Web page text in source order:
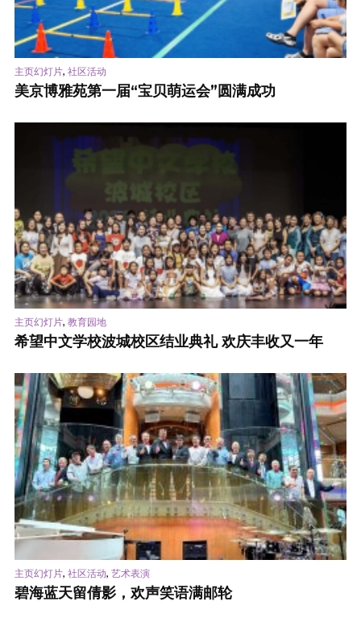
主页幻灯片, 社区活动
美京博雅苑第一届“宝贝萌运会”圆满成功
主页幻灯片, 教育园地
希望中文学校波城校区结业典礼 欢庆丰收又一年
主页幻灯片, 社区活动, 艺术表演
碧海蓝天留倩影，欢声笑语满邮轮